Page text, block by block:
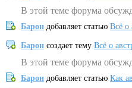
В этой теме форума
Барон добавляет статью Всё о
Барон создает тему Всё о
В этой теме форума
Барон добавляет статью Как